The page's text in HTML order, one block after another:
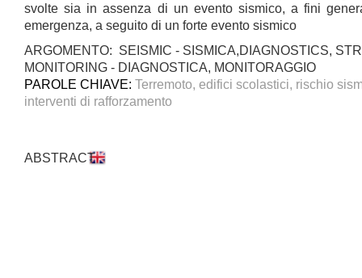
svolte sia in assenza di un evento sismico, a fini
emergenza, a seguito di un forte evento sismico
ARGOMENTO: SEISMIC - SISMICA,DIAGNOSTICS,
MONITORING - DIAGNOSTICA, MONITORAGGIO
PAROLE CHIAVE: Terremoto, edifici scolastici, rischio
interventi di rafforzamento
ABSTRACT